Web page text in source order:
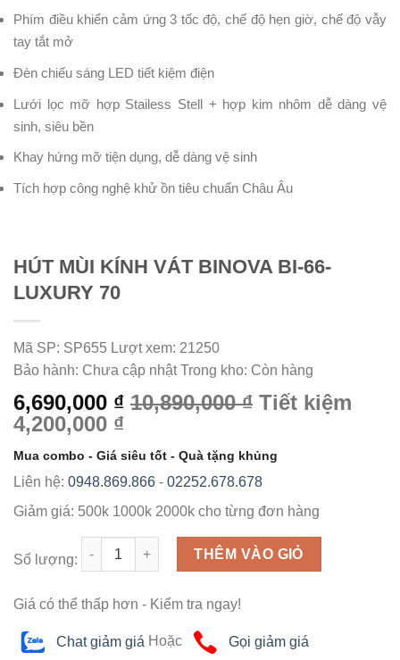
Phím điều khiển cảm ứng 3 tốc độ, chế độ hẹn giờ, chế độ vẫy
tay tắt mở
Đèn chiếu sáng LED tiết kiệm điện
Lưới lọc mỡ hợp Stailess Stell + hợp kim nhôm dễ dàng vệ
sinh, siêu bền
Khay hứng mỡ tiện dụng, dễ dàng vệ sinh
Tích hợp công nghệ khử ồn tiêu chuẩn Châu Âu
HÚT MÙI KÍNH VÁT BINOVA BI-66-
LUXURY 70
Mã SP: SP655 Lượt xem: 21250
Bảo hành: Chưa cập nhật Trong kho: Còn hàng
6,690,000 ₫ 10,890,000 ₫ Tiết kiệm
4,200,000 ₫
Mua combo - Giá siêu tốt - Quà tặng khủng
Liên hệ: 0948.869.866 - 02252.678.678
Giảm giá: 500k 1000k 2000k cho từng đơn hàng
Số lượng:
Số lượng THÊM VÀO GIỎ
Giá có thể thấp hơn - Kiểm tra ngay!
Chat giảm giá Hoặc Gọi giảm giá